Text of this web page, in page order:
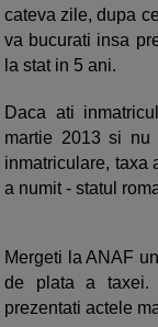
cateva zile, dupa
va bucurati insa
la stat in 5 ani.
Daca ati
martie 2013 si nu
inmatriculare, taxa
a numit - statul
Mergeti la ANAF
de plata a taxei.
prezentati actele